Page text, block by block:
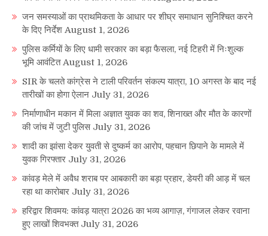
जन समस्याओं का प्राथमिकता के आधार पर शीघ्र समाधान सुनिश्चित करने
के दिए निर्देश August 1, 2026
पुलिस कर्मियों के लिए धामी सरकार का बड़ा फैसला, नई टिहरी में निःशुल्क
भूमि आवंटित August 1, 2026
SIR के चलते कांग्रेस ने टाली परिवर्तन संकल्प यात्रा, 10 अगस्त के बाद नई
तारीखों का होगा ऐलान July 31, 2026
निर्माणाधीन मकान में मिला अज्ञात युवक का शव, शिनाख्त और मौत के कारणों
की जांच में जुटी पुलिस July 31, 2026
शादी का झांसा देकर युवती से दुष्कर्म का आरोप, पहचान छिपाने के मामले में
युवक गिरफ्तार July 31, 2026
कांवड़ मेले में अवैध शराब पर आबकारी का बड़ा प्रहार, डेयरी की आड़ में चल
रहा था कारोबार July 31, 2026
हरिद्वार शिवमय: कांवड़ यात्रा 2026 का भव्य आगाज़, गंगाजल लेकर रवाना
हुए लाखों शिवभक्त July 31, 2026